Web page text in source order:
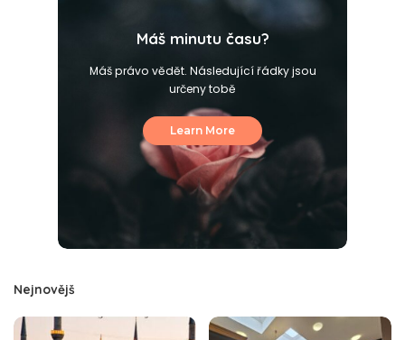
Máš minutu času?
Máš právo vědět. Následující řádky jsou
určeny tobě
Learn More
Nejnovějš